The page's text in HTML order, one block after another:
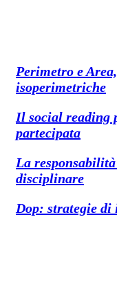
Perimetro e
isoperimetriche
Il social reading
partecipata
La
disciplinare
Dop: strategie di